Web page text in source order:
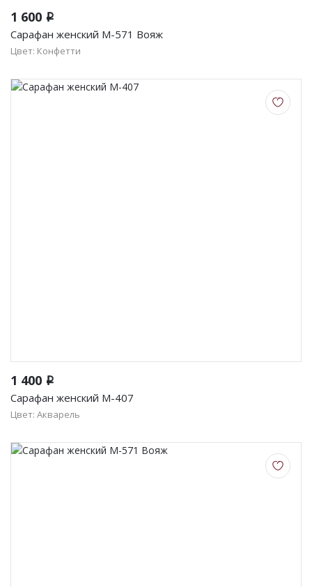
1 600 i
Сарафан женский М-571 Вояж
Цвет: Конфетти
1 400 i
Сарафан женский М-407
Цвет: Акварель